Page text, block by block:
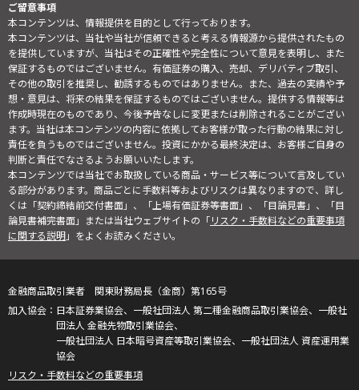
ご留意事項
本コンテンツは、情報提供を目的として行っております。
本コンテンツは、当社や当社が信頼できると考える情報源から提供されたもの
を提供していますが、当社はその正確性や完全性について意見を表明し、また
保証するものではございません。有価証券の購入、売却、デリバティブ取引、
その他の取引を推奨し、勧誘するものではありません。また、過去の実績や予
想・意見は、将来の結果を保証するものではございません。提供する情報等は
作成時現在のものであり、今後予告なしに変更または削除されることがござい
ます。当社は本コンテンツの内容に依拠してお客様が取った行動の結果に対し
責任を負うものではございません。投資にかかる最終決定は、お客様ご自身の
判断と責任でなさるようお願いいたします。
本コンテンツでは当社でお取扱している商品・サービス等について言及してい
る部分があります。商品ごとに手数料等およびリスクは異なりますので、詳し
くは「契約締結前交付書面」、「上場有価証券等書面」、「目論見書」、「目
論見書補完書面」または当社ウェブサイトの「リスク・手数料などの重要事項
に関する説明」をよくお読みください。
金融商品取引業者 関東財務局長（金商）第165号
日本証券業協会、一般社団法人 第二種金融商品取引業協会、一般社
団法人 金融先物取引業協会、
一般社団法人 日本暗号資産等取引業協会、一般社団法人 資産運用業
協会
リスク・手数料などの重要事項